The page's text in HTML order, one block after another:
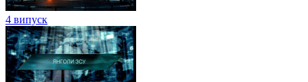
4 випуск